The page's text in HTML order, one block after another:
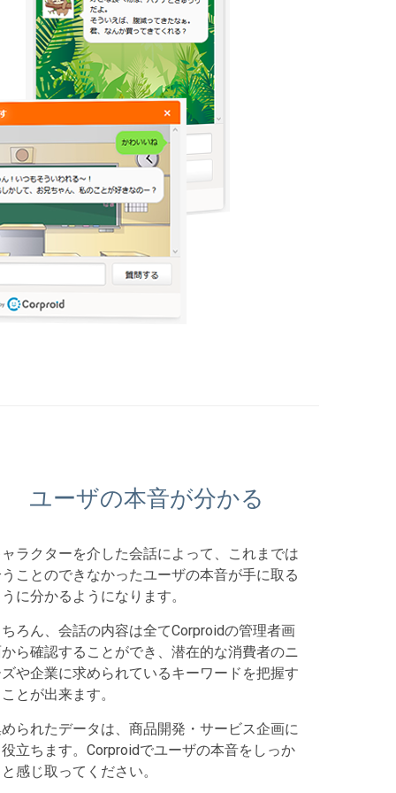
ユーザの本音が分かる
ラクターを介した会話によって、これまでは
ことのできなかったユーザの本音が手に取る
に分かるようになります。
ろん、会話の内容は全てCorproidの管理者画
ら確認することができ、潜在的な消費者のニ
や企業に求められているキーワードを把握す
とが出来ます。
られたデータは、商品開発・サービス企画に
立ちます。Corproidでユーザの本音をしっか
感じ取ってください。